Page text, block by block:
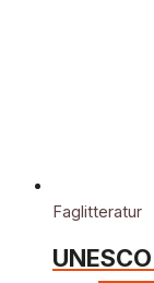
Faglitteratur